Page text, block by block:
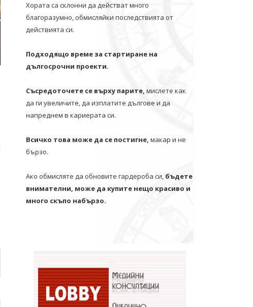
Хората са склонни да действат много
благоразумно, обмисляйки последствията от
действията си.
Подходящо време за стартиране на
дългосрочни проекти.
Съсредоточете се върху парите, мислете как
да ги увеличите, да изплатите дългове и да
напреднем в кариерата си.
Всичко това може да се постигне, макар и не
бързо.
Ако обмисляте да обновите гардероба си, бъдете
внимателни, може да купите нещо красиво и
много скъпо набързо.